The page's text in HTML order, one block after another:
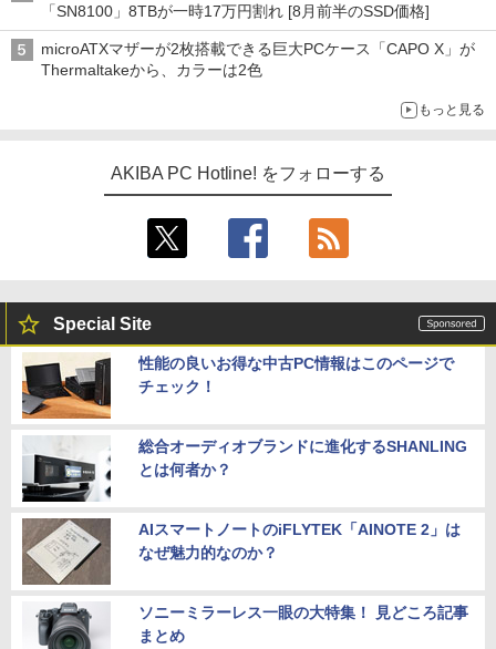
「SN8100」8TBが一時17万円割れ [8月前半のSSD価格]
microATXマザーが2枚搭載できる巨大PCケース「CAPO X」が
Thermaltakeから、カラーは2色
もっと見る
AKIBA PC Hotline! をフォローする
Special Site
性能の良いお得な中古PC情報はこのページで
チェック！
総合オーディオブランドに進化するSHANLING
とは何者か？
AIスマートノートのiFLYTEK「AINOTE 2」は
なぜ魅力的なのか？
ソニーミラーレス一眼の大特集！ 見どころ記事
まとめ